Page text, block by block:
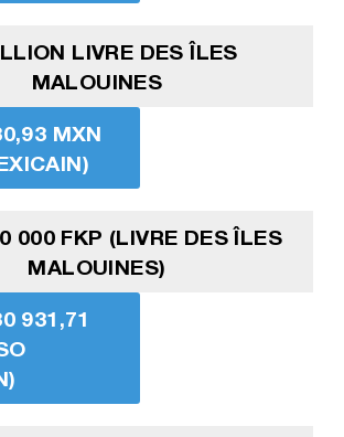
LIVRE DES ÎLES
MALOUINES
MXN
000 FKP (LIVRE DES ÎLES
MALOUINES)
931,71